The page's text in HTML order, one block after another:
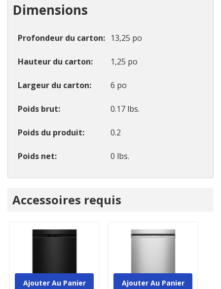
Dimensions
Profondeur du carton 13,25 po
Hauteur du carton 1,25 po
Largeur du carton 6 po
Poids brut 0.17 lbs.
Poids du produit 0.2
Poids net 0 lbs.
personnalisé
Accessoires requis
Ajouter Au Panier Ajouter Au Panier